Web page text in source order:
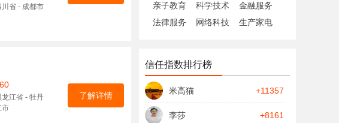
川省 - 成都市
龙江省 - 牡丹
市
了解详情
亲子教育
科学技术
金融服务
法律服务
网络科技 生产家电
信任指数排行榜
米高猫 +11357
李莎 +8161